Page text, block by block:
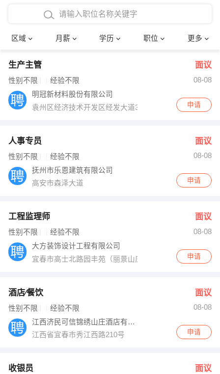
区域 月薪 学历 职位 更多
4000-5000元
8000-12000元
12000-20000元
博士
文员
财务会计
网络IT
快递员
收银员 技术员/工程师
出纳
编辑
跟单
其他职位
确定
生产主管 面议
性别不限 经验不限
08-08
明冠新材料股份有限公司
袁州区经济技术开发区经发大道32号
申请
人事专员 面议
性别不限 经验不限
08-08
抚州市乐恩建筑有限公司
高安市森泽大道
申请
工程监理师 面议
性别不限 经验不限
08-08
大方装饰设计工程有限公司
宜春市高士北路园丰苑（丽景山庄对面）
申请
酒店∕餐饮 面议
性别不限 经验不限
08-08
江西济民可信锦绣山庄酒店有限公司
江西省宜春市秀江西路210号
申请
收银员 面议